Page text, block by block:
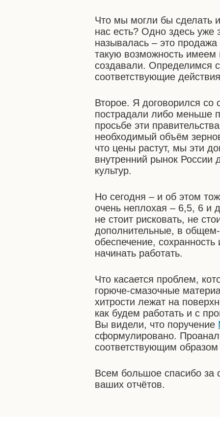
Что мы могли бы сделать
нас есть? Одно здесь уже
называлась – это
такую возможность
создавали. Определимся
соответствующие
Второе. Я договорился со
пострадали либо меньше
просьбе эти
необходимый объём
что цены растут, мы эти
внутренний рынок России
культур.
Но сегодня – и об этом
очень неплохая – 6,5, 6 и
не стоит рисковать, не
дополнительные, в
обеспечение,
начинать работать.
Что касается проблем,
горюче-смазочные
хитрости лежат на
как будем работать и с
Вы видели, что поручение
сформулировано.
соответствующим образом
Всем большое спасибо
ваших отчётов.